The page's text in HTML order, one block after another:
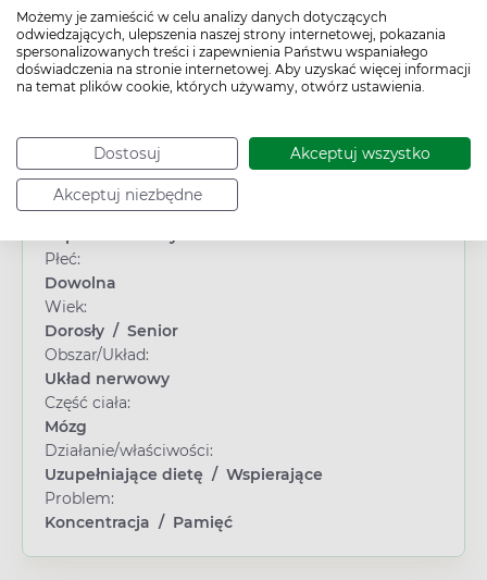
Możemy je zamieścić w celu analizy danych dotyczących
odwiedzających, ulepszenia naszej strony internetowej, pokazania
spersonalizowanych treści i zapewnienia Państwu wspaniałego
doświadczenia na stronie internetowej. Aby uzyskać więcej informacji
na temat plików cookie, których używamy, otwórz ustawienia.
Dostosuj Akceptuj wszystko
Akceptuj niezbędne
Cechy produktu
Typ produktu:
Płeć:
Dowolna
Wiek:
Dorosły / Senior
Obszar/Układ:
Układ nerwowy
Część ciała:
Mózg
Działanie/właściwości:
Uzupełniające dietę / Wspierające
Problem:
Koncentracja / Pamięć